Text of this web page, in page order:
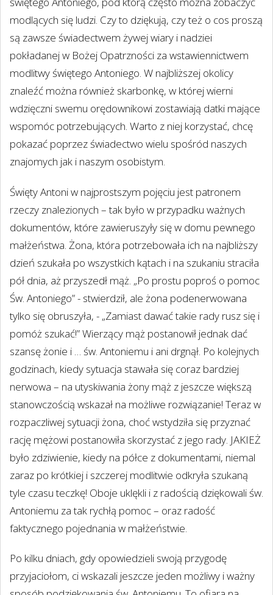
modlących się ludzi. Czy to dziękują, czy też o cos proszą
są zawsze świadectwem żywej wiary i nadziei
pokładanej w Bożej Opatrzności za wstawiennictwem
modlitwy świętego Antoniego. W najbliższej okolicy
znaleźć można również skarbonkę, w której wierni
wdzięczni swemu orędownikowi zostawiają datki mające
wspomóc potrzebujących. Warto z niej korzystać, chcę
pokazać poprzez świadectwo wielu spośród naszych
znajomych jak i naszym osobistym.
Święty Antoni w najprostszym pojęciu jest patronem
rzeczy znalezionych – tak było w przypadku ważnych
dokumentów, które zawieruszyły się w domu pewnego
małżeństwa. Żona, która potrzebowała ich na najbliższy
dzień szukała po wszystkich kątach i na szukaniu straciła
pół dnia, aż przyszedł mąż. „Po prostu poproś o pomoc
Św. Antoniego” - stwierdził, ale żona podenerwowana
tylko się obruszyła, - „Zamiast dawać takie rady rusz się i
pomóż szukać!” Wierzący mąż postanowił jednak dać
szansę żonie i … św. Antoniemu i ani drgnął. Po kolejnych
godzinach, kiedy sytuacja stawała się coraz bardziej
nerwowa – na utyskiwania żony mąż z jeszcze większą
stanowczością wskazał na możliwe rozwiązanie! Teraz w
rozpaczliwej sytuacji żona, choć wstydziła się przyznać
rację mężowi postanowiła skorzystać z jego rady. JAKIEŻ
było zdziwienie, kiedy na półce z dokumentami, niemal
zaraz po krótkiej i szczerej modlitwie odkryła szukaną
tyle czasu teczkę! Oboje uklękli i z radością dziękowali św.
Antoniemu za tak rychłą pomoc – oraz radość
faktycznego pojednania w małżeństwie.
Po kilku dniach, gdy opowiedzieli swoją przygodę
przyjaciołom, ci wskazali jeszcze jeden możliwy i ważny